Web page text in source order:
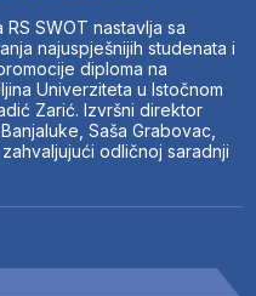
SWOT nastavlja sa
najuspješnijih studenata i
diploma na
Univerziteta u Istočnom
Zarić. Izvršni direktor
Saša Grabovac,
odličnoj saradnji